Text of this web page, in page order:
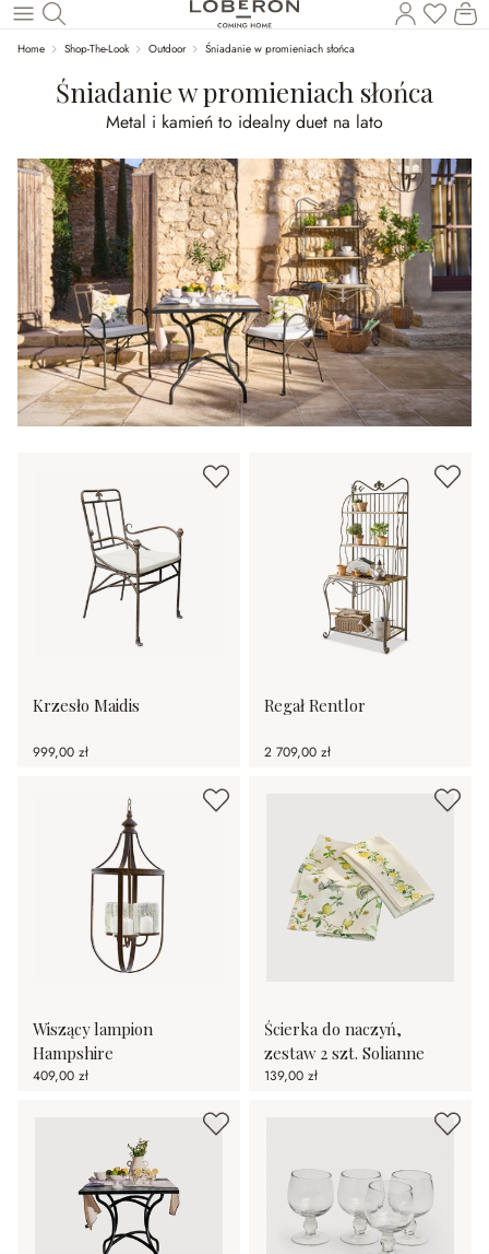
Wróć do wątku głównego
Masz
Home Shop-The-Look Outdoor Śniadanie w promieniach słońca
Śniadanie w promieniach słońca
Metal i kamień to idealny duet na lato
Krzesło Maidis
999,00 zł
Regał Rentlor
2 709,00 zł
Wiszący lampion
Hampshire
409,00 zł
Ścierka do naczyń,
zestaw 2 szt. Solianne
139,00 zł